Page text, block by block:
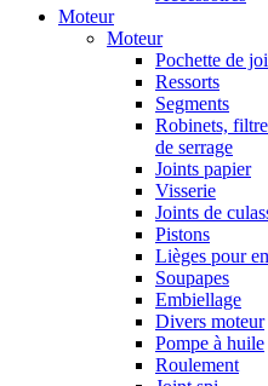
Moteur
Moteur
Pochette de
Ressorts
Segments
Robinets,
de serrage
Joints papier
Visserie
Joints de
Pistons
Lièges pour
Soupapes
Embiellage
Divers moteur
Pompe à huile
Roulement